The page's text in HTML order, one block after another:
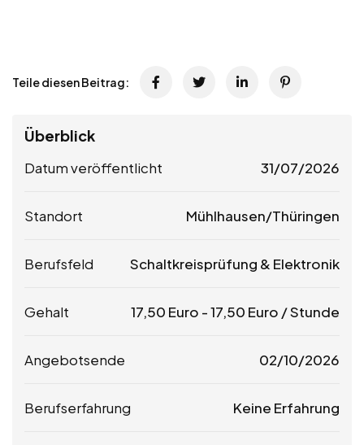
Teile diesen Beitrag:
Überblick
Datum veröffentlicht 31/07/2026
Standort Mühlhausen/Thüringen
Berufsfeld Schaltkreisprüfung & Elektronik
Gehalt 17,50 Euro -17,50 Euro / Stunde
Angebotsende 02/10/2026
Berufserfahrung Keine Erfahrung